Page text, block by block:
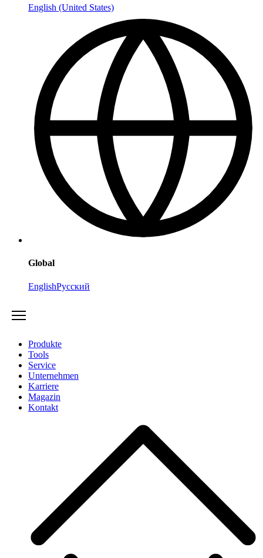
English (United States)
Global
EnglishРусский
Produkte
Tools
Service
Unternehmen
Karriere
Magazin
Kontakt